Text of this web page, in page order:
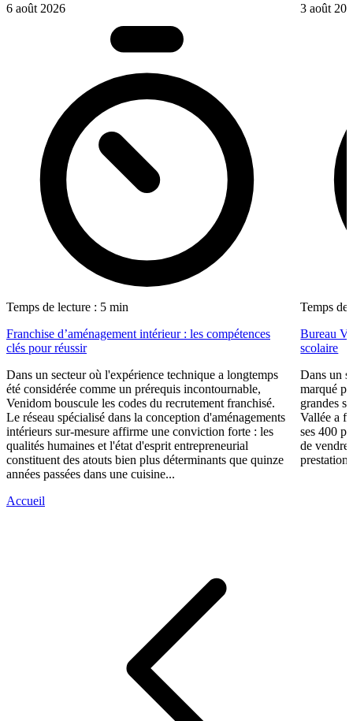
6 août 2026
Temps de lecture : 5 min
Franchise d’aménagement intérieur : les compétences
clés pour réussir
Dans un secteur où l'expérience technique a longtemps
été considérée comme un prérequis incontournable,
Venidom bouscule les codes du recrutement franchisé.
Le réseau spécialisé dans la conception d'aménagements
intérieurs sur-mesure affirme une conviction forte : les
qualités humaines et l'état d'esprit entrepreneurial
constituent des atouts bien plus déterminants que quinze
années passées dans une cuisine...
3 août
Temps de
Bureau
scolaire
Dans un
marqué
grandes
Vallée a
ses 400
de vendre
Accueil